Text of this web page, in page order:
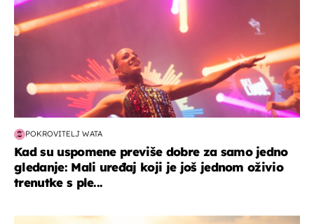
POKROVITELJ WATA
Kad su uspomene previše dobre za samo jedno
gledanje: Mali uređaj koji je još jednom oživio
trenutke s ple...